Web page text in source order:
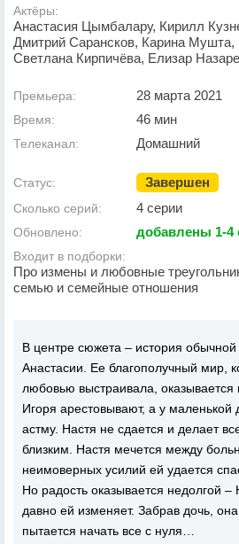
Актёры:
Анастасия Цымбалару, Кирилл
Дмитрий Сарансков, Карина Мушта,
Светлана Кирпичёва, Елизар
Премьера: 28 марта 2021
Время: 46 мин
Телеканал: Домашний
Статус: Завершен
Сколько серий: 4 серии
Обновлено: добавлены 1-4
Входит в подборки:
Про измены и любовные
семью и семейные отношения
В центре сюжета – история обычной
Анастасии. Ее благополучный мир,
любовью выстраивала, оказывается
Игоря арестовывают, а у маленькой
астму. Настя не сдается и делает
близким. Настя мечется между
неимоверных усилий ей удается
Но радость оказывается недолгой –
давно ей изменяет. Забрав дочь,
пытается начать все с нуля…